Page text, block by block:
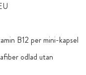
B12 per mini-kapsel
odlad utan